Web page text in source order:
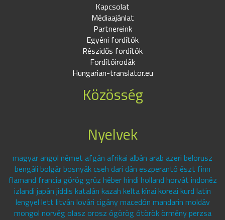
Kapcsolat
Médiaajánlat
Partnereink
Egyéni fordítók
Részidős fordítók
Fordítóirodák
Hungarian-translator.eu
Közösség
Nyelvek
magyar angol német afgán afrikai albán arab azeri belorusz
bengáli bolgár bosnyák cseh dari dán eszperantó észt finn
flamand francia görög grúz héber hindi holland horvát indonéz
izlandi japán jiddis katalán kazah kelta kínai koreai kurd latin
lengyel lett litván lovári cigány macedón mandarin moldáv
mongol norvég olasz orosz ógörög ótörök örmény perzsa